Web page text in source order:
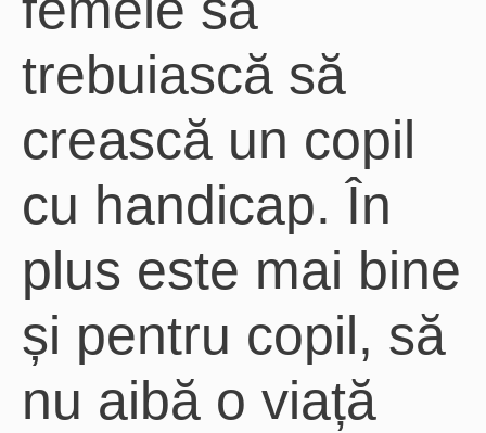
trebuiască să
crească un copil
cu handicap. În
plus este mai bine
și pentru copil, să
nu aibă o viață